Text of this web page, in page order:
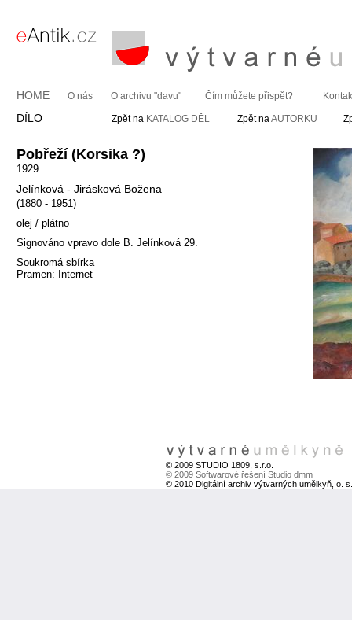
HOME O nás O archivu "davu" Čím můžete přispět?
DÍLO Zpět na KATALOG DĚL Zpět naAUTORKU
Pobřeží (Korsika ?)
1929
Jelínková - Jirásková Božena
(1880 - 1951)
olej / plátno
Signováno vpravo dole B. Jelínková 29.
Soukromá sbírka
Pramen: Internet
© 2009 STUDIO 1809, s.r.o.
© 2009 Softwarové řešení Studio dmm
© 2010 Digitální archiv výtvarných umělkyň, o. s.